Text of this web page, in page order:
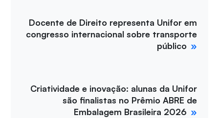
Docente de Direito representa Unifor em
congresso internacional sobre transporte
público
Criatividade e inovação: alunas da Unifor
são finalistas no Prêmio ABRE de
Embalagem Brasileira 2026